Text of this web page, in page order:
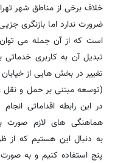
ضرورت ندارد اما بازنگری
است که از آن جمله می توان
تبدیل آن به کاربری خدماتی
(توسعه مبتنی بر حمل و نقل
در این رابطه اقداماتی
هماهنگی های لازم صورت
به دنبال این هستیم که
پنج استفاده کنیم و به صورت